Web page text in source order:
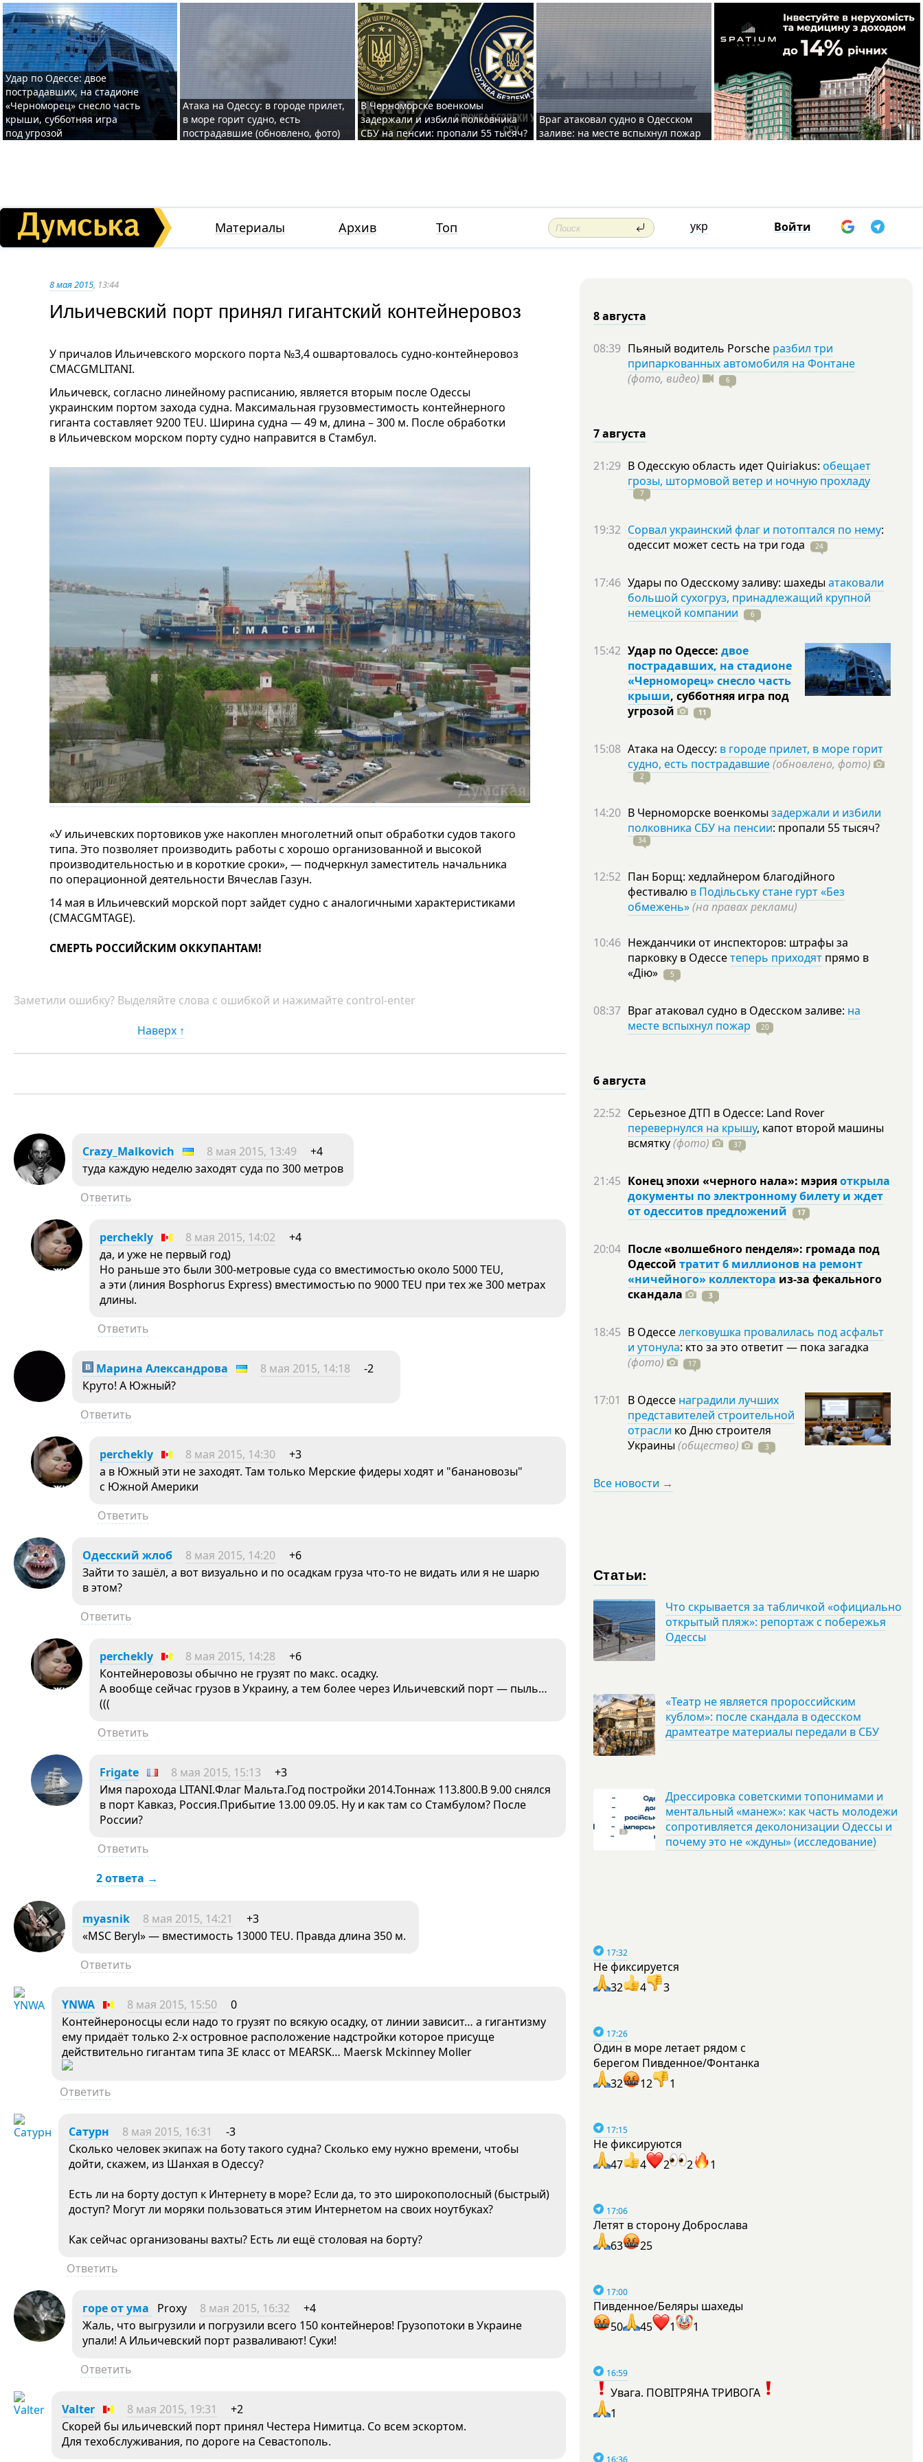
Удар по Одессе: двое
пострадавших, на стадионе
«Черноморец» снесло часть
крыши, субботняя игра
под угрозой
Атака на Одессу: в городе прилет,
в море горит судно, есть
пострадавшие (обновлено, фото)
В Черноморске военкомы
задержали и избили полковника
СБУ на пенсии: пропали 55 тысяч?
Враг атаковал судно в Одесском
заливе: на месте вспыхнул пожар
Материалы Архив Топ укр Войти
8 мая 2015, 13:44
Ильичевский порт принял гигантский контейнеровоз
У причалов Ильичевского морского порта №3,4 ошвартовалось судно-контейнеровоз
CMACGMLITANI.
Ильичевск, согласно линейному расписанию, является вторым после Одессы
украинским портом захода судна. Максимальная грузовместимость контейнерного
гиганта составляет 9200 TEU. Ширина судна — 49 м, длина – 300 м. После обработки
в Ильичевском морском порту судно направится в Стамбул.
«У ильичевских портовиков уже накоплен многолетний опыт обработки судов такого
типа. Это позволяет производить работы с хорошо организованной и высокой
производительностью и в короткие сроки», — подчеркнул заместитель начальника
по операционной деятельности Вячеслав Газун.
14 мая в Ильичевский морской порт зайдет судно с аналогичными характеристиками
(CMACGMTAGE).
СМЕРТЬ РОССИЙСКИМ ОККУПАНТАМ!
Заметили ошибку? Выделяйте слова с ошибкой и нажимайте control-enter
Наверх ↑
Crazy_Malkovich 8 мая 2015, 13:49
+4
туда каждую неделю заходят суда по 300 метров
Ответить
perchekly 8 мая 2015, 14:02
+4
да, и уже не первый год)
Но раньше это были 300-метровые суда со вместимостью около 5000 TEU,
а эти (линия Bosphorus Express) вместимостью по 9000 TEU при тех же 300 метрах
длины.
Ответить
Марина Александрова 8 мая 2015, 14:18
-2
Круто! А Южный?
Ответить
perchekly 8 мая 2015, 14:30
+3
а в Южный эти не заходят. Там только Мерские фидеры ходят и "банановозы"
с Южной Америки
Ответить
Одесский жлоб 8 мая 2015, 14:20
+6
Зайти то зашёл, а вот визуально и по осадкам груза что-то не видать или я не шарю
в этом?
Ответить
perchekly 8 мая 2015, 14:28
+6
Контейнеровозы обычно не грузят по макс. осадку.
А вообще сейчас грузов в Украину, а тем более через Ильичевский порт — пыль…
(((
Ответить
Frigate 8 мая 2015, 15:13
+3
Имя парохода LITANI.Флаг Мальта.Год постройки 2014.Тоннаж 113.800.В 9.00 снялся
в порт Кавказ, Россия.Прибытие 13.00 09.05. Ну и как там со Стамбулом? После
России?
Ответить
2 ответа →
myasnik 8 мая 2015, 14:21
+3
«MSC Beryl» — вместимость 13000 TEU. Правда длина 350 м.
Ответить
YNWA 8 мая 2015, 15:50
0
Контейнероносцы если надо то грузят по всякую осадку, от линии зависит… а гигантизму
ему придаёт только 2-х островное расположение надстройки которое присуще
действительно гигантам типа 3Е класс от MEARSK… Maersk Mckinney Moller
Ответить
Сатурн 8 мая 2015, 16:31
-3
Сколько человек экипаж на боту такого судна? Сколько ему нужно времени, чтобы
дойти, скажем, из Шанхая в Одессу?
Есть ли на борту доступ к Интернету в море? Если да, то это широкополосный (быстрый)
доступ? Могут ли моряки пользоваться этим Интернетом на своих ноутбуках?
Как сейчас организованы вахты? Есть ли ещё столовая на борту?
Ответить
горе от ума Proxy 8 мая 2015, 16:32
+4
Жаль, что выгрузили и погрузили всего 150 контейнеров! Грузопотоки в Украине
упали! А Ильичевский порт разваливают! Суки!
Ответить
Valter 8 мая 2015, 19:31
+2
Скорей бы ильичевский порт принял Честера Нимитца. Со всем эскортом.
Для техобслуживания, по дороге на Севастополь.
8 августа
08:39 Пьяный водитель Porsche разбил три
припаркованных автомобиля на Фонтане
(фото, видео)
6
7 августа
21:29 В Одесскую область идет Quiriakus: обещает
грозы, штормовой ветер и ночную прохладу
7
19:32 Сорвал украинский флаг и потоптался по нему:
одессит может сесть на три года 24
17:46 Удары по Одесскому заливу: шахеды атаковали
большой сухогруз, принадлежащий крупной
немецкой компании
6
15:42 Удар по Одессе: двое
пострадавших, на стадионе
«Черноморец» снесло часть
крыши, субботняя игра под
угрозой
11
15:08 Атака на Одессу: в городе прилет, в море горит
судно, есть пострадавшие(обновлено, фото)
2
14:20 В Черноморске военкомы задержали и избили
полковника СБУ на пенсии: пропали 55тысяч?
34
12:52 Пан Борщ: хедлайнером благодійного
фестивалю в Подільську стане гурт «Без
обмежень»(на правах реклами)
10:46 Нежданчики от инспекторов: штрафы за
парковку в Одессетеперь приходят прямо в
«Дію»
5
08:37 Враг атаковал судно в Одесском заливе: на
месте вспыхнул пожар
20
6 августа
22:52 Серьезное ДТП в Одессе: Land Rover
перевернулся на крышу, капот второй машины
всмятку(фото) 37
21:45 Конец эпохи «черного нала»: мэрияоткрыла
документы по электронному билету и ждет
от одесситов предложений
17
20:04 После «волшебного пенделя»: громада под
Одессой тратит 6 миллионов на ремонт
«ничейного» коллектора из-за фекального
скандала
3
18:45 В Одесселегковушка провалилась под асфальт
и утонула: кто за это ответит — пока загадка
(фото)
17
17:01 В Одессе наградили лучших
представителей строительной
отрасли ко Дню строителя
Украины (общество) 3
Все новости →
Статьи:
Что скрывается за табличкой «официально
открытый пляж»: репортаж с побережья
Одессы
«Театр не является пророссийским
кублом»: после скандала в одесском
драмтеатре материалы передали в СБУ
Дрессировка советскими топонимами и
ментальный «манеж»: как часть молодежи
сопротивляется деколонизации Одессы и
почему это не «ждуны» (исследование)
17:32
Не фиксируется
32
4 3
17:26
Один в море летает рядом с
берегом Пивденное/Фонтанка
32
12 1
17:15
Не фиксируются
47
4 2 2 1
17:06
Летят в сторону Доброслава
63
25
17:00
Пивденное/Беляры шахеды
50
45 1 1
16:59
Увага. ПОВІТРЯНА ТРИВОГА
1
16:36